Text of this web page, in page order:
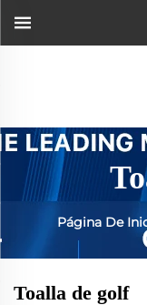
Página De
Toalla de golf